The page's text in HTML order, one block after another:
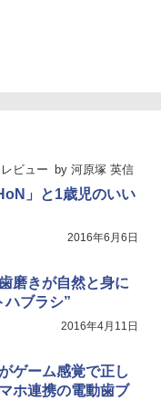
ビュー by 河原塚 英信
」と1歳児のいい
2016年6月6日
磨きが自然と身に
ハブラシ”
2016年4月11日
ゲーム感覚で正し
ホ連携の電動歯ブ